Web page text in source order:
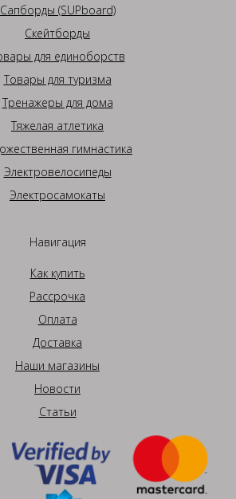
Сапборды (SUPboard)
Скейтборды
для единоборств
Товары для туризма
Тренажеры для дома
Тяжелая атлетика
гимнастика
Электровелосипеды
Электросамокаты
Навигация
Как купить
Рассрочка
Оплата
Доставка
Наши магазины
Новости
Статьи